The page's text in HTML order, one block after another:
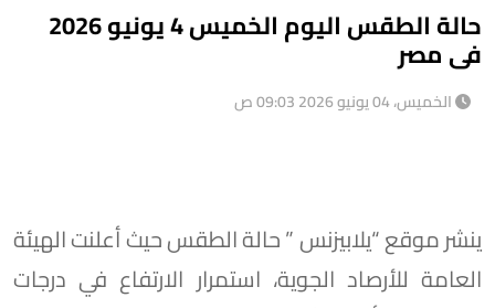
حالة الطقس اليوم الخميس 4 يونيو 2026
فى مصر
الخميس، 04 يونيو 2026 09:03 ص
ينشر موقع “يلابيزنس ” حالة الطقس حيث أعلنت الهيئة
العامة للأرصاد الجوية، استمرار الارتفاع في درجات